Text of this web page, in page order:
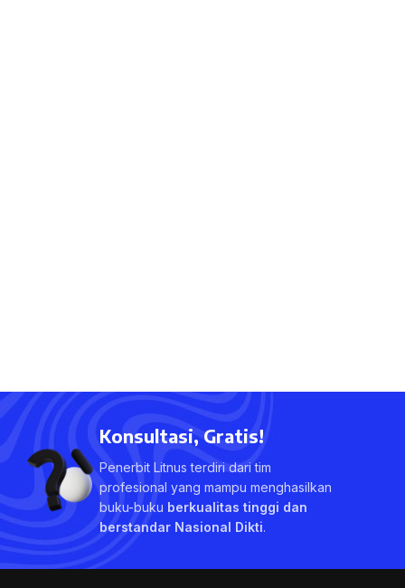
Konsultasi, Gratis!
Penerbit Litnus terdiri dari tim
profesional yang mampu menghasilkan
buku-buku berkualitas tinggi dan
berstandar Nasional Dikti.